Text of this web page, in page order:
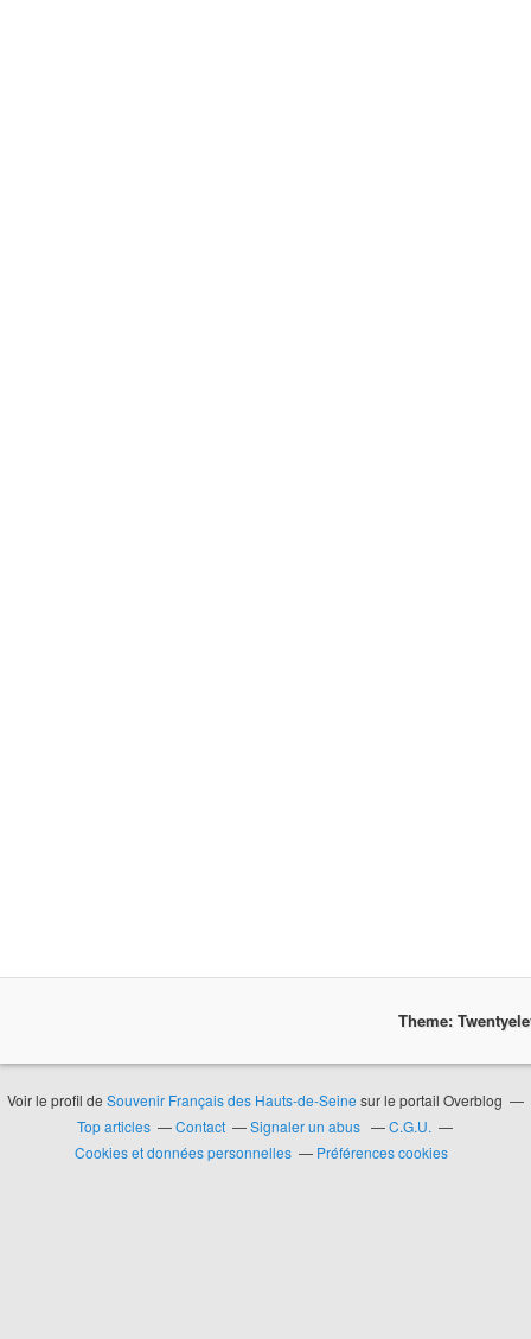
Theme:
Voir le profil de Souvenir Français des Hauts-de-Seine sur le portail Overblog
Top articles
Contact Signaler un abus
C.G.U.
Cookies et données personnelles
Préférences cookies